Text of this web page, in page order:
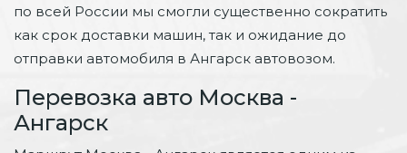
по всей России мы смогли существенно сократить
как срок доставки машин, так и ожидание до
отправки автомобиля в Ангарск автовозом.
Перевозка авто Москва -
Ангарск